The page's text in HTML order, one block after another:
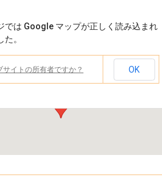
伊勢崎あかぼり欅祭
では Google マップが正しく読み込まれ
た。
サイトの所有者ですか？ OK